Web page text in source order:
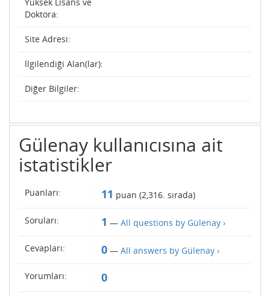
Doktora:
Site Adresi:
İlgilendiği Alan(lar):
Diğer Bilgiler:
Gülenay kullanıcısına ait
istatistikler
Puanları: 11 puan (2,316. sırada)
Soruları: 1 — All questions by Gülenay ›
Cevapları: 0 — All answers by Gülenay ›
Yorumları: 0